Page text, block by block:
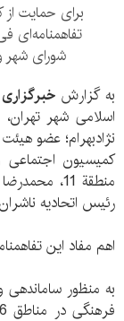
برای حمایت
تفاهمنامه‌ای
شورای شهر و
به گزارش خبرگزاری
نژادبهرام؛ عضو
کمیسیون اجتماعی
رئیس اتحادیه
اهم مفاد این
به منظور